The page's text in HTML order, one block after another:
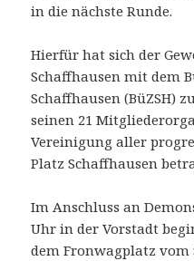
in die nächste Runde.
Hierfür hat sich der
Schaffhausen mit dem
Schaffhausen (BüZSH)
seinen 21
Vereinigung aller
Platz Schaffhausen
Im Anschluss an
Uhr in der Vorstadt
dem Fronwagplatz